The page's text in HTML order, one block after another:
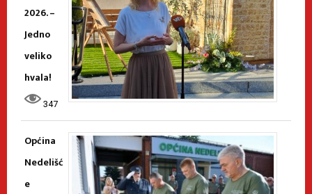
2026. –
Jedno
veliko
hvala!
347
Općina
Nedelišć
e